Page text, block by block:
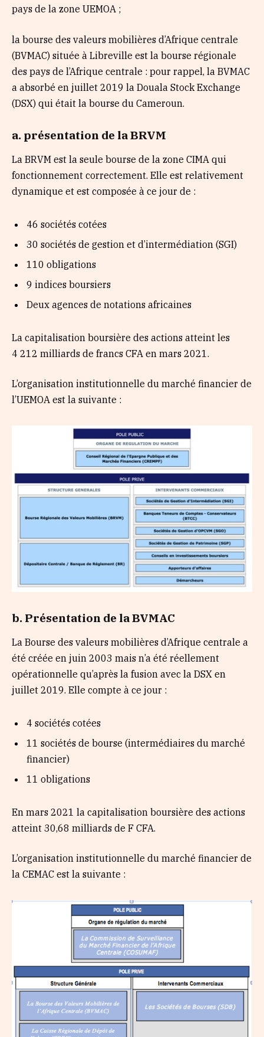
pays de la zone UEMOA ;
la bourse des valeurs mobilières d’Afrique centrale
(BVMAC) située à Libreville est la bourse régionale
des pays de l’Afrique centrale : pour rappel, la BVMAC
a absorbé en juillet 2019 la Douala Stock Exchange
(DSX) qui était la bourse du Cameroun.
a. présentation de la BRVM
La BRVM est la seule bourse de la zone CIMA qui
fonctionnement correctement. Elle est relativement
dynamique et est composée à ce jour de :
46 sociétés cotées
30 sociétés de gestion et d’intermédiation (SGI)
110 obligations
9 indices boursiers
Deux agences de notations africaines
La capitalisation boursière des actions atteint les
4 212 milliards de francs CFA en mars 2021.
L’organisation institutionnelle du marché financier de
l’UEMOA est la suivante :
b. Présentation de la BVMAC
La Bourse des valeurs mobilières d’Afrique centrale a
été créée en juin 2003 mais n’a été réellement
opérationnelle qu’après la fusion avec la DSX en
juillet 2019. Elle compte à ce jour :
4 sociétés cotées
11 sociétés de bourse (intermédiaires du marché
financier)
11 obligations
En mars 2021 la capitalisation boursière des actions
atteint 30,68 milliards de F CFA.
L’organisation institutionnelle du marché financier de
la CEMAC est la suivante :